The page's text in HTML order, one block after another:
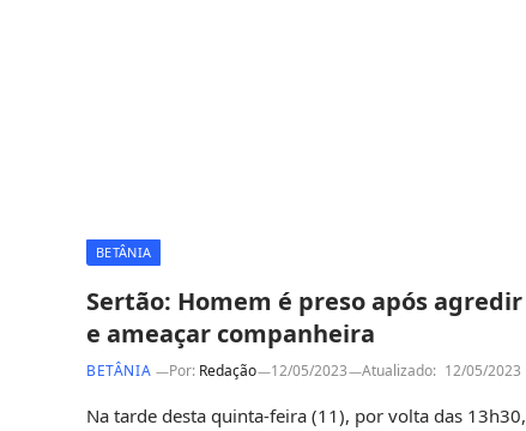
BETÂNIA
Sertão: Homem é preso após agredir
e ameaçar companheira
BETÂNIA Por: Redação 12/05/2023 Atualizado: 12/05/2023
Na tarde desta quinta-feira (11), por volta das 13h30,